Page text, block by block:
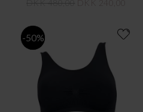
-50%